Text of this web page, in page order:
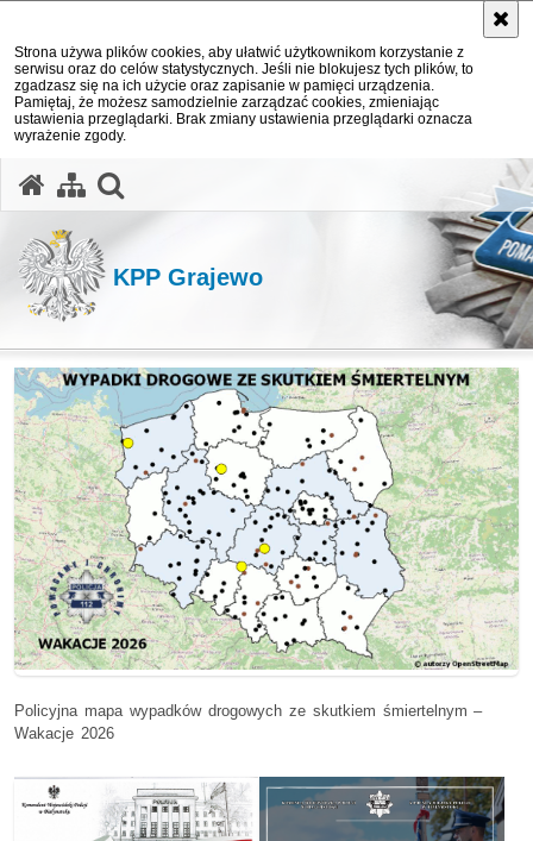
Strona używa plików cookies, aby ułatwić użytkownikom korzystanie z
serwisu oraz do celów statystycznych. Jeśli nie blokujesz tych plików, to
zgadzasz się na ich użycie oraz zapisanie w pamięci urządzenia.
Pamiętaj, że możesz samodzielnie zarządzać cookies, zmieniając
ustawienia przeglądarki. Brak zmiany ustawienia przeglądarki oznacza
wyrażenie zgody.
KPP Grajewo
Ważne informacje (topnews)
Policyjna mapa wypadków drogowych ze skutkiem śmiertelnym –
Wakacje 2026